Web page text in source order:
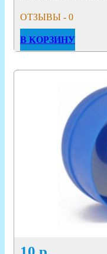
ОТЗЫВЫ - 0
В КОРЗИНУ